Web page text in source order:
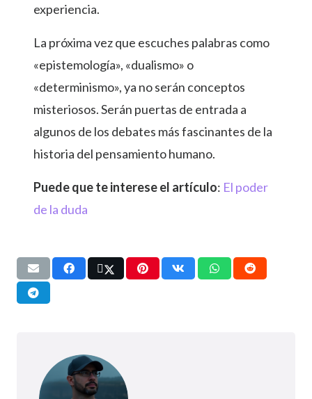
experiencia.
La próxima vez que escuches palabras como
«epistemología», «dualismo» o
«determinismo», ya no serán conceptos
misteriosos. Serán puertas de entrada a
algunos de los debates más fascinantes de la
historia del pensamiento humano.
Puede que te interese el artículo: El poder
de la duda